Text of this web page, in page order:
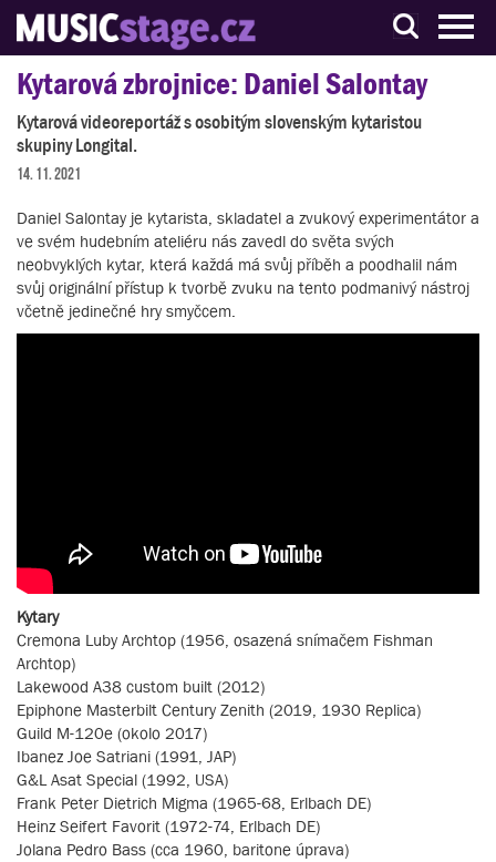
S muzikanty pro muzikanty
Kytarová zbrojnice: Daniel Salontay
Kytarová videoreportáž s osobitým slovenským kytaristou
skupiny Longital.
14. 11. 2021
Daniel Salontay je kytarista, skladatel a zvukový experimentátor a
ve svém hudebním ateliéru nás zavedl do světa svých
neobvyklých kytar, která každá má svůj příběh a poodhalil nám
svůj originální přístup k tvorbě zvuku na tento podmanivý nástroj
včetně jedinečné hry smyčcem.
Kytary
Cremona Luby Archtop (1956, osazená snímačem Fishman
Archtop)
Lakewood A38 custom built (2012)
Epiphone Masterbilt Century Zenith (2019, 1930 Replica)
Guild M-120e (okolo 2017)
Ibanez Joe Satriani (1991, JAP)
G&L Asat Special (1992, USA)
Frank Peter Dietrich Migma (1965-68, Erlbach DE)
Heinz Seifert Favorit (1972-74, Erlbach DE)
Jolana Pedro Bass (cca 1960, baritone úprava)